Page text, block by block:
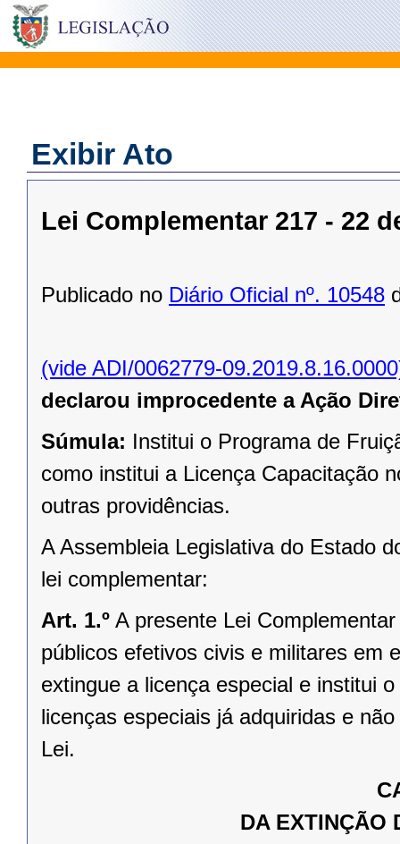
Exibir Ato
Lei Complementar 217 - 22
Publicado no Diário Oficial nº. 10548
(vide ADI/0062779-
declarou improcedente a Ação
Súmula: Institui o Programa de
como institui a Licença Capacitação
outras providências.
A Assembleia Legislativa do Estado
lei complementar:
Art. 1.º A presente Lei
públicos efetivos civis e militares em
extingue a licença especial e institui
licenças especiais já adquiridas e
Lei.
DA EXTINÇÃO